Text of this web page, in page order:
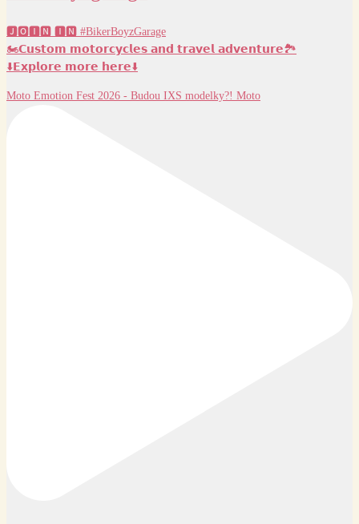
🅹🅾🅸🅽 🅸🅽 #BikerBoyzGarage
🏍️𝗖𝘂𝘀𝘁𝗼𝗺 𝗺𝗼𝘁𝗼𝗿𝗰𝘆𝗰𝗹𝗲𝘀 𝗮𝗻𝗱 𝘁𝗿𝗮𝘃𝗲𝗹 𝗮𝗱𝘃𝗲𝗻𝘁𝘂𝗿𝗲🏞️
⬇️𝗘𝘅𝗽𝗹𝗼𝗿𝗲 𝗺𝗼𝗿𝗲 𝗵𝗲𝗿𝗲⬇️
Moto Emotion Fest 2026 - Budou IXS modelky?! Moto